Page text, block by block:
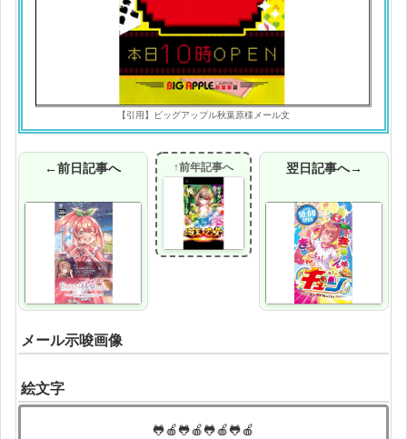
【引用】ビッグアップル秋葉原様メール文
←前日記事へ ↑前年記事へ 翌日記事へ→
メール示唆画像
絵文字
🐸🍎🐸🍎🐸🍎🐸🍎